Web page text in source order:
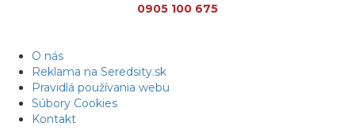
0905 100 675
O nás
Reklama na Seredsity.sk
Pravidlá používania webu
Súbory Cookies
Kontakt